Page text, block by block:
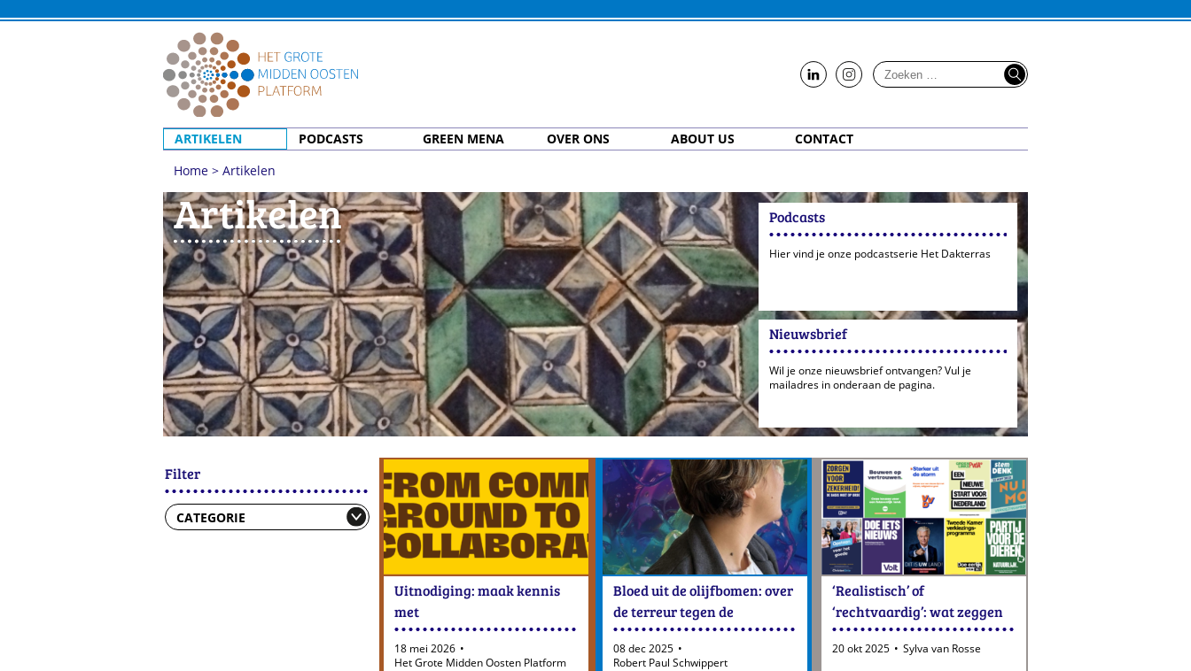
us
LinkedIn
us
Instagram
ARTIKELEN PODCASTS GREEN MENA OVER ONS ABOUT US
CONTACT
Home > Artikelen
Artikelen Podcasts
Hier vind je onze podcastserie Het Dakterras
Nieuwsbrief
Wil je onze nieuwsbrief ontvangen? Vul je
mailadres in onderaan de pagina.
Filter
Uitnodiging: maak kennis
met
duurzaamheidsactivisten,
leiders en vernieuwers uit de
18 mei 2026
Het Grote Midden Oosten Platform
Bloed uit de olijfbomen: over
de terreur tegen de
Alawitische minderheid in
Syrië
08 dec 2025
Robert Paul Schwippert
‘Realistisch’ of
‘rechtvaardig’: wat zeggen
verkiezingsprogramma’s
over buitenlands beleid?
20 okt 2025 Sylva van Rosse